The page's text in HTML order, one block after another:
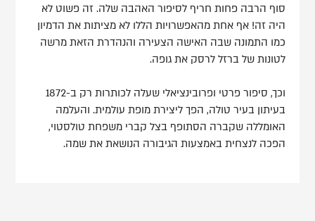
סוף הרבה פחות חריף לסיפור האהבה שלה. זה פשוט לא
היה זה! אף אחת מהאפשרויות הללו לא מציתות את הדמיון
כמו התמונה שבה האישה הצעירה והנהדרת הזאת מרשה
לטונות של ברזל לרסק את גופה.
וכך, סיפור פרטי ופרובינציאלי שעלה לכותרות רק ב-1872
בעיתון בעיר טולה, הפך ליצירת מופת עולמית. והעלמה
האומללה שקברה הסתופף בצל קברי משפחת טולסטוי,
הפכה לנצחית באמצעות הגיבורה הנושאת את שמה.